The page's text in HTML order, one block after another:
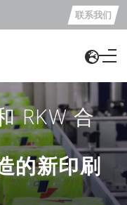
联系我们
RKW 合
的新印刷